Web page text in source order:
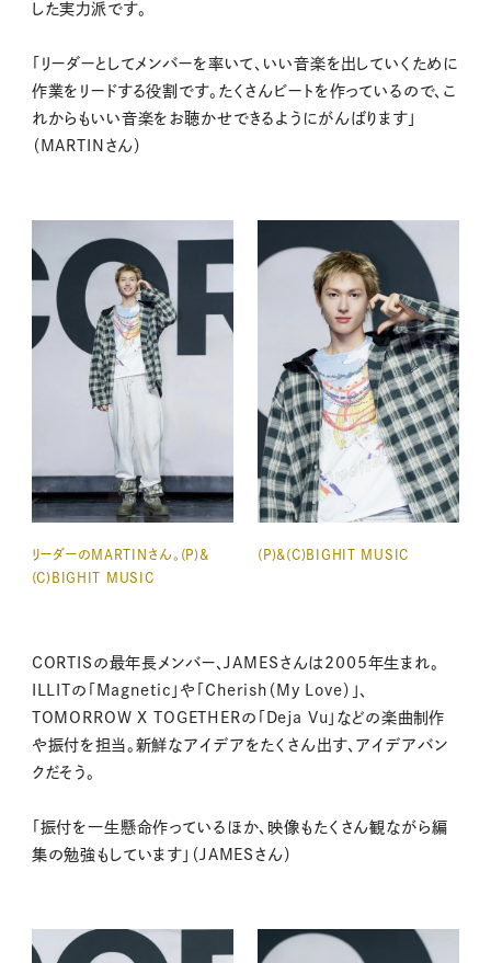
した実力派です。
「リーダーとしてメンバーを率いて、いい音楽を出していくために
作業をリードする役割です。たくさんビートを作っているので、こ
れからもいい音楽をお聴かせできるようにがんばります」
（MARTINさん）
リーダーのMARTINさん。(P)&
(C)BIGHIT MUSIC
(P)&(C)BIGHIT MUSIC
CORTISの最年長メンバー、JAMESさんは2005年生まれ。
ILLITの「Magnetic」や「Cherish（My Love）」、
TOMORROW X TOGETHERの「Deja Vu」などの楽曲制作
や振付を担当。新鮮なアイデアをたくさん出す、アイデアバン
クだそう。
「振付を一生懸命作っているほか、映像もたくさん観ながら編
集の勉強もしています」（JAMESさん）